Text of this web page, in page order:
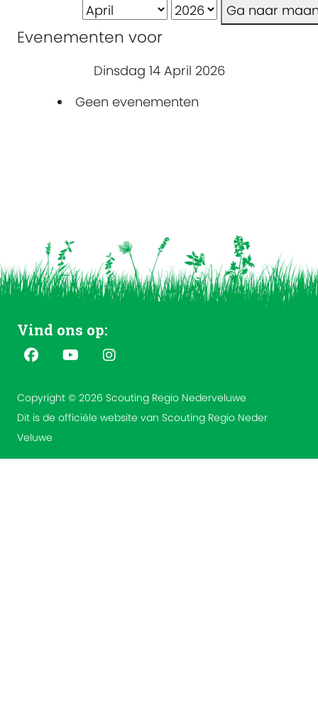
Ga naar
Evenementen voor
Dinsdag 14 April 2026
Geen evenementen
Vind ons op:
Copyright © 2026 Scouting Regio Nederveluwe
Dit is de officiële website van Scouting Regio Neder
Veluwe